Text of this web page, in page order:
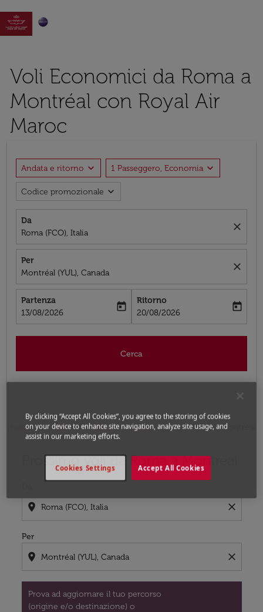

Voli Economici da Roma a
Montréal con Royal Air
Maroc
Andata e ritorno expand_more 1 Passeggero, Economia expand_more
Codice promozionale expand_more
Da
Roma (FCO), Italia
close
Per
Montréal (YUL), Canada
close
Partenza
fc-booking-departure-date-aria-label
13/08/2026
today
Ritorno
fc-booking-return-date-aria-label
20/08/2026
today
Cerca
Home Voli Voli per Canada Voli Roma - Montréal
Prossimo voli da Roma a Montréal
location_on close
Per
location_on close
Prova ad aggiornare il tuo percorso
(origine e/o destinazione) o
Prova ad aggiornare il tuo percorso (origine e/o
By clicking “Accept All Cookies”, you agree to the storing of cookies
on your device to enhance site navigation, analyze site usage, and
assist in our marketing efforts.
Accept All Cookies
Cookies Settings